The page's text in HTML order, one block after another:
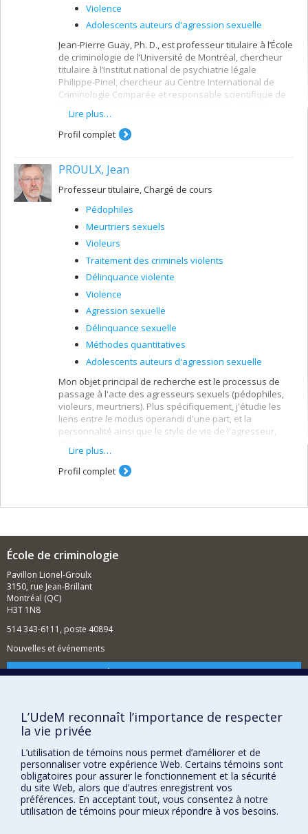
Violence
Adolescents auteurs d'agression sexuelle
Jean-Pierre Guay, Ph. D., est professeur titulaire à l’École
de criminologie de l’Université de Montréal, chercheur
titulaire à l’Institut national de psychiatrie légale
Philippe-Pinel, chercheur au Centre International de
Criminologie Comparée et responsable scientifique de
risque, la recherche évaluative et la statistique à l’École
de criminologie de l’Université de Montréal. Ses travaux
de recherche portent sur l’évaluation du risque de
délinquants sexuels et violents. Il mène actuellement
délinquance. Depuis plus de vingt ans, il est formateur à
divers instruments d’évaluation du risque tant auprès
des adolescents (YLS/CMI, J-SOAP-II, SAPROF-YV) que des
adultes (LS/CMI, SAPROF), et autant pour des
instruments actuariels que basés sur le jugement
professionnel structuré. Il a offert ces formations au
Canada, en France, en Suisse et en Belgique à plusieurs
dizaines de reprises.
Lire plus…
Profil complet
PROULX, Jean
Professeur titulaire, Chargé de cours
Pédophiles
Meurtriers sexuels
Violeurs
Traitement des criminels violents
Délinquance violente
Violence
Agression sexuelle
Délinquance sexuelle
Méthodes quantitatives
Adolescents auteurs d'agression sexuelle
Mon objet principal de recherche est le processus de
passage à l'acte des agresseurs sexuels (pédophiles,
violeurs, meurtriers). Plus spécifiquement, j'étudie les
liens entre le modus operandi d'une part, et la
personnalité ainsi que le style de vie de l'agresseur,
Je m'intéresse également au traitement des agresseurs
sexuels et à son impact sur les taux de récidive de ces
Lire plus…
Profil complet
École de criminologie
Pavillon Lionel-Groulx
3150, rue Jean-Brillant
Montréal (QC)
H3T 1N8
514 343-6111, poste 40894
Nouvelles et événements
Comment soutenir l'École?
Plan du site
Signaler une erreur
Accessibilité
FACULTÉ DES ARTS ET DES SCIENCES
Nos départements et écoles
L’UdeM reconnaît l’importance de respecter
la vie privée
L’utilisation de témoins nous permet d’améliorer et de
personnaliser votre expérience Web. Certains témoins sont
obligatoires pour assurer le fonctionnement et la sécurité
du site Web, alors que d’autres enregistrent vos
préférences. En acceptant tout, vous consentez à notre
utilisation de témoins pour mieux répondre à vos besoins.